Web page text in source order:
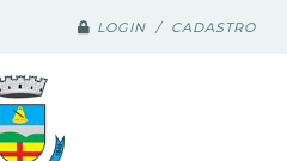
LOGIN / CADASTRO